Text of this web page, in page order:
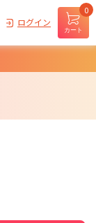
ログイン
カート
0